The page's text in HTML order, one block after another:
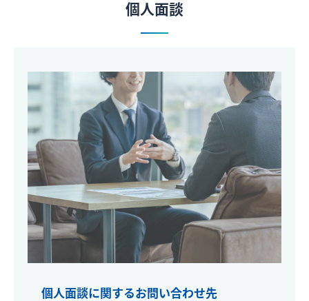
個人面談
個人面談に関するお問い合わせ先